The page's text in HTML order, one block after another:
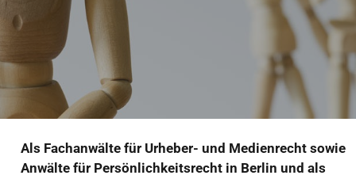
Als Fachanwälte für Urheber- und Medienrecht sowie
Anwälte für Persönlichkeitsrecht in Berlin und als